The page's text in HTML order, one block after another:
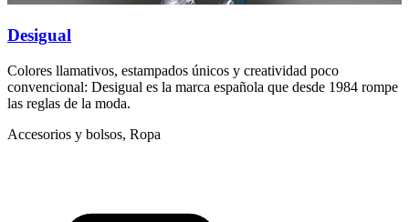
Desigual
Colores llamativos, estampados únicos y creatividad poco
convencional: Desigual es la marca española que desde 1984 rompe
las reglas de la moda.
Accesorios y bolsos, Ropa